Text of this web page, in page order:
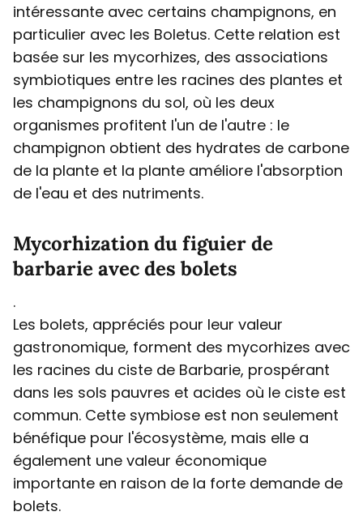
intéressante avec certains champignons, en
particulier avec les Boletus. Cette relation est
basée sur les mycorhizes, des associations
symbiotiques entre les racines des plantes et
les champignons du sol, où les deux
organismes profitent l'un de l'autre : le
champignon obtient des hydrates de carbone
de la plante et la plante améliore l'absorption
de l'eau et des nutriments.
Mycorhization du figuier de
barbarie avec des bolets
.
Les bolets, appréciés pour leur valeur
gastronomique, forment des mycorhizes avec
les racines du ciste de Barbarie, prospérant
dans les sols pauvres et acides où le ciste est
commun. Cette symbiose est non seulement
bénéfique pour l'écosystème, mais elle a
également une valeur économique
importante en raison de la forte demande de
bolets.